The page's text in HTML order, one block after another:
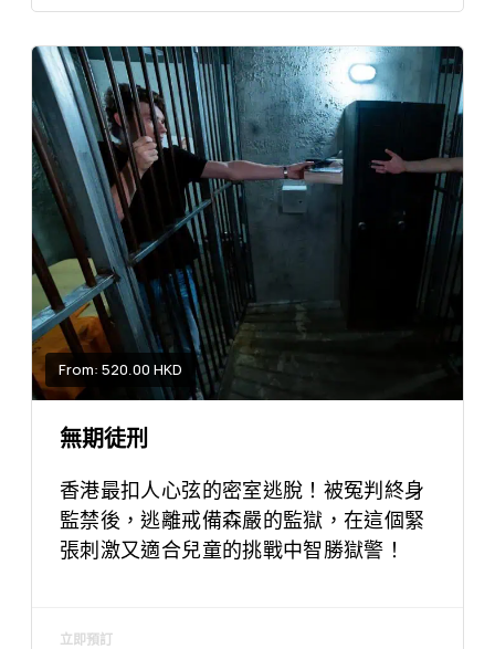
From: 520.00 HKD
無期徒刑
香港最扣人心弦的密室逃脫！被冤判終身
監禁後，逃離戒備森嚴的監獄，在這個緊
張刺激又適合兒童的挑戰中智勝獄警！
立即預訂